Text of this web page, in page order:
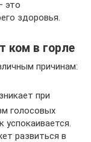
это
здоровья.
ком в горле
причинам:
при
голосовых
успокаивается.
развиться в